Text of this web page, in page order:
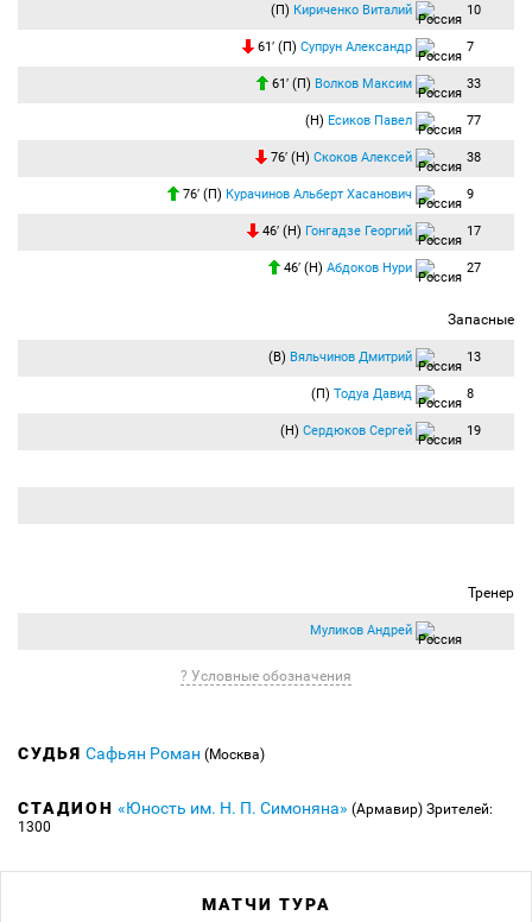
(П) Кириченко Виталий 10
61′ (П) Супрун Александр 7
61′ (П) Волков Максим 33
(Н) Есиков Павел 77
76′ (Н) Скоков Алексей 38
76′ (П) Курачинов Альберт Хасанович 9
46′ (Н) Гонгадзе Георгий 17
46′ (Н) Абдоков Нури 27
Запасные
(В) Вяльчинов Дмитрий 13
(П) Тодуа Давид 8
(Н) Сердюков Сергей 19
Тренер
Муликов Андрей
? Условные обозначения
СУДЬЯ Сафьян Роман (Москва)
СТАДИОН «Юность им. Н. П. Симоняна» (Армавир) Зрителей:
1300
МАТЧИ ТУРА